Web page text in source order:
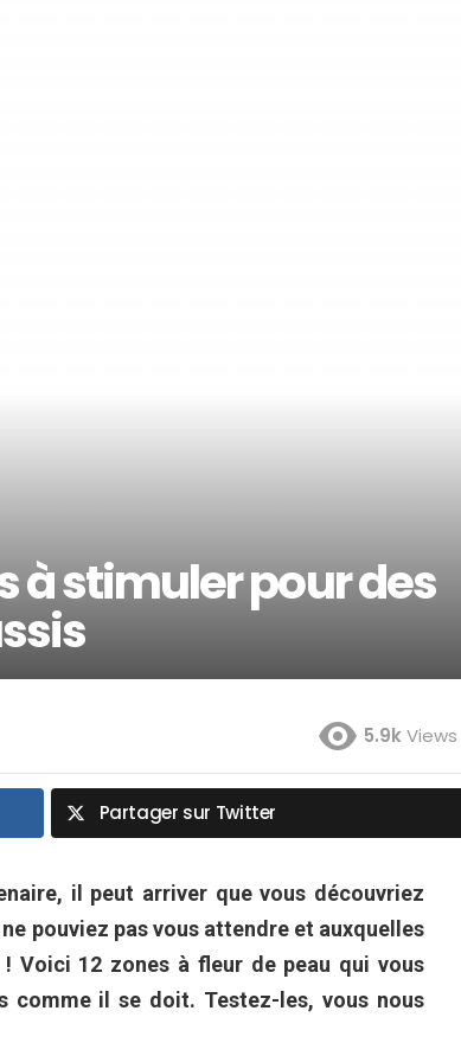
à stimuler pour des
5.9kViews
Partager sur Twitter
il peut arriver que vous découvriez
pouviez pas vous attendre et auxquelles
Voici 12 zones à fleur de peau qui vous
comme il se doit. Testez-les, vous nous